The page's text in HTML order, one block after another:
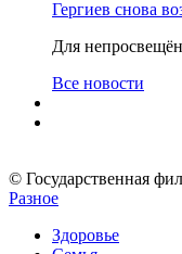
Гергиев снова
Для
Все новости
© Государственная
Разное
Здоровье